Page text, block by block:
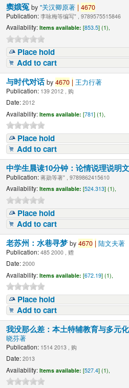
窦娥冤by"关汉卿原著 | 4670
Publication: 李咏梅等编写" , 9789575515846
Availability: Items available: [853.5] (1),
Place hold
Add to cart
与时代对话by4670 | 王力行著
Publication: 139 2012 , 购
Date: 2012
Availability: Items available: [781] (1),
Place hold
Add to cart
中学生晨读10分钟：论情说理说明
Publication: 蒋勋等著" , 9789862415610
Availability: Items available: [524.313] (1),
Place hold
Add to cart
老苏州：水巷寻梦by4670 | 陆文夫著
Publication: 485 2000 , 赠
Date: 2000
Availability: Items available: [672.19] (1),
Place hold
Add to cart
我没那么差：本土特辅教育与多元
晓芬著
Publication: 1514 2013 , 购
Date: 2013
Availability: Items available: [527.4] (1),